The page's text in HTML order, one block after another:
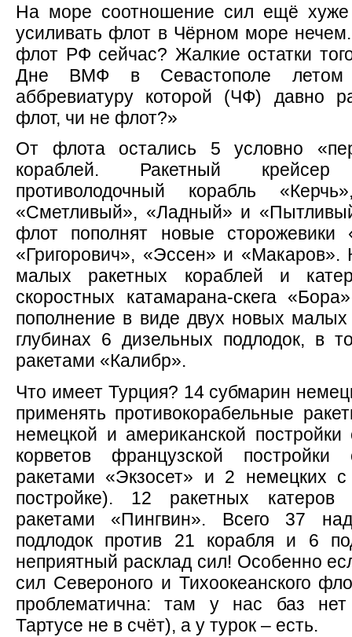
На море соотношение сил ещё
усиливать флот в Чёрном море
флот РФ сейчас? Жалкие остатки
Дне ВМФ в Севастополе летом
аббревиатуру которой (ЧФ) давно
флот, чи не флот?»
От флота остались 5 условно
кораблей. Ракетный
противолодочный корабль
«Сметливый», «Ладный» и
флот пополнят новые сторожевики
«Григорович», «Эссен» и
малых ракетных кораблей и
скоростных катамарана-скега
пополнение в виде двух новых
глубинах 6 дизельных подлодок, в
ракетами «Калибр».
Что имеет Турция? 14 субмарин
применять противокорабельные
немецкой и американской
корветов французской постройки
ракетами «Экзосет» и 2 немецких
постройке). 12 ракетных катеров
ракетами «Пингвин». Всего 37
подлодок против 21 корабля и 6
неприятный расклад сил! Особенно
сил Североного и Тихоокеанского
проблематична: там у нас баз
Тартусе не в счёт), а у турок – есть.